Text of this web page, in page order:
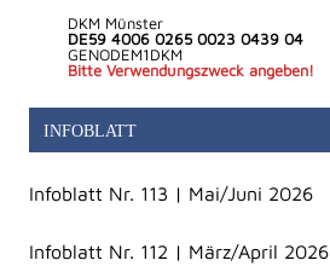
DKM Münster
DE59 4006 0265 0023 0439 04
GENODEM1DKM
Bitte Verwendungszweck angeben!
INFOBLATT
Infoblatt Nr. 113 | Mai/Juni 2026
Infoblatt Nr. 112 | März/April 2026